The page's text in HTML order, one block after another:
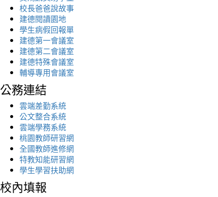
校長爸爸說故事
建德閱讀園地
學生病假回報單
建德第一會議室
建德第二會議室
建德特殊會議室
輔導專用會議室
公務連結
雲端差勤系統
公文整合系統
雲端學務系統
桃園教師研習網
全國教師進修網
特教知能研習網
學生學習扶助網
校內填報